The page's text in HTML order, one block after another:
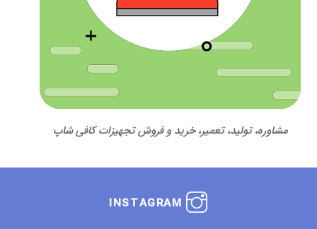
مشاوره، تولید، تعمیر، خرید و فروش تجهیزات کافی شاپ
INSTAGRAM